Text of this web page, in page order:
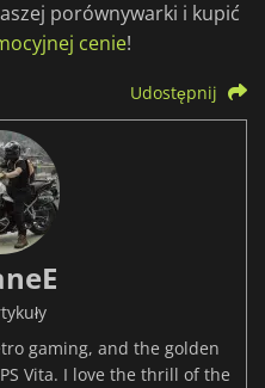
porównywarki i kupić
cenie!
Udostępnij
gaming, and the golden
Vita. I love the thrill of the